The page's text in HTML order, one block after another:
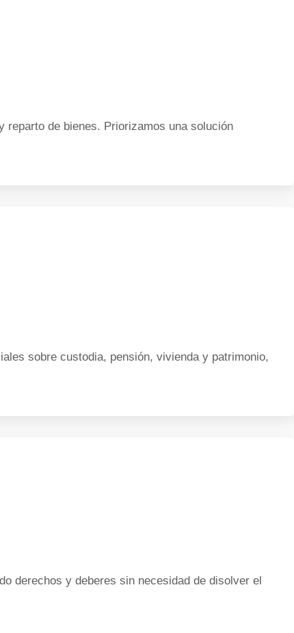
de bienes. Priorizamos una solución
sobre custodia, pensión, vivienda y patrimonio,
derechos y deberes sin necesidad de disolver el